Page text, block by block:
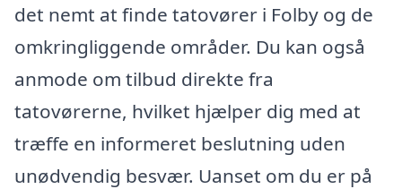
det nemt at finde tatovører i Folby og de
omkringliggende områder. Du kan også
anmode om tilbud direkte fra
tatovørerne, hvilket hjælper dig med at
træffe en informeret beslutning uden
unødvendig besvær. Uanset om du er på